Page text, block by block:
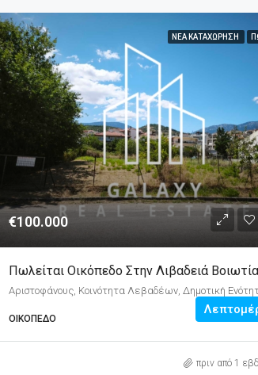
ΝΈΑ ΚΑΤΑΧΏΡΗΣΗ
€100.000
Πωλείται Οικόπεδο Στην Λιβαδειά
ΟΙΚΌΠΕΔΟ
πριν από 1